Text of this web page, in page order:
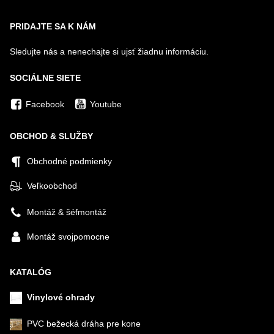
PRIDAJTE SA K NÁM
Sledujte nás a nenechajte si ujsť žiadnu informáciu.
SOCIÁLNE SIETE
Facebook Youtube
OBCHOD & SLUŽBY
Obchodné podmienky
Veľkoobchod
Montáž & šéfmontáž
Montáž svojpomocne
KATALÓG
Vinylové ohrady
PVC bežecká dráha pre kone